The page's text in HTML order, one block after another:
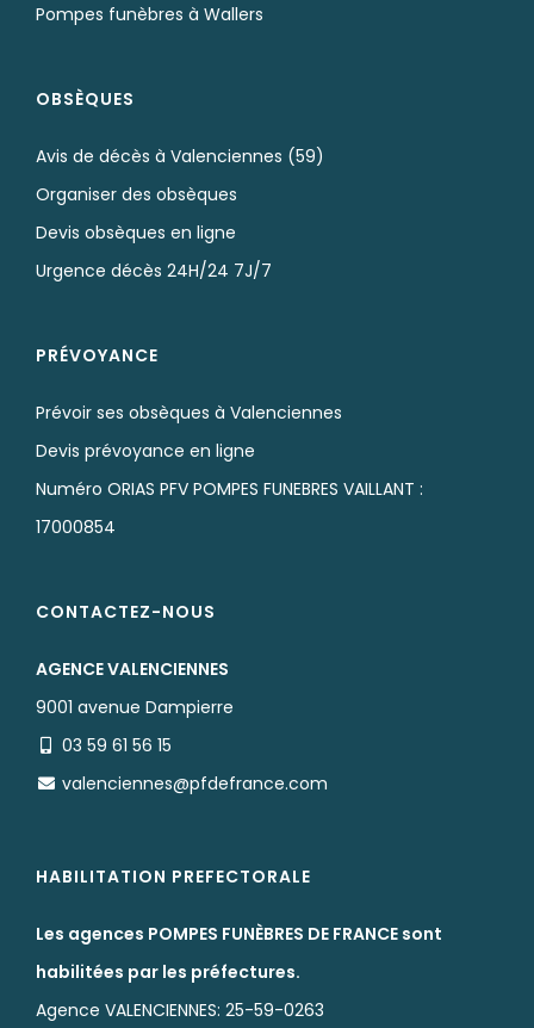
Pompes funèbres à Wallers
OBSÈQUES
Avis de décès à Valenciennes (59)
Organiser des obsèques
Devis obsèques en ligne
Urgence décès 24H/24 7J/7
PRÉVOYANCE
Prévoir ses obsèques à Valenciennes
Devis prévoyance en ligne
Numéro ORIAS PFV POMPES FUNEBRES VAILLANT :
17000854
CONTACTEZ-NOUS
AGENCE VALENCIENNES
9001 avenue Dampierre
03 59 61 56 15
valenciennes@pfdefrance.com
HABILITATION PREFECTORALE
Les agences POMPES FUNÈBRES DE FRANCE sont
habilitées par les préfectures.
Agence VALENCIENNES: 25-59-0263